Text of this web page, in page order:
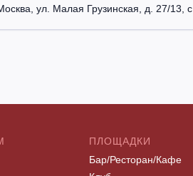
ул. Малая Грузинская, д. 27/13, стр. 1.
ПЛОЩАДКИ
Бар/Ресторан/Кафе